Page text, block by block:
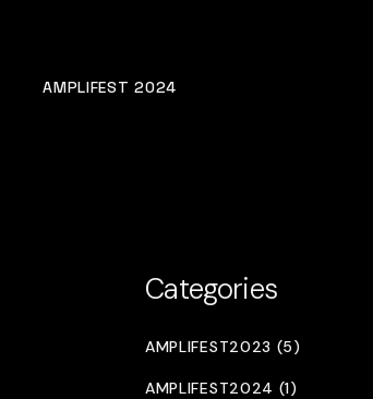
AMPLIFEST 2024
Categories
AMPLIFEST2023 (5)
AMPLIFEST2024 (1)